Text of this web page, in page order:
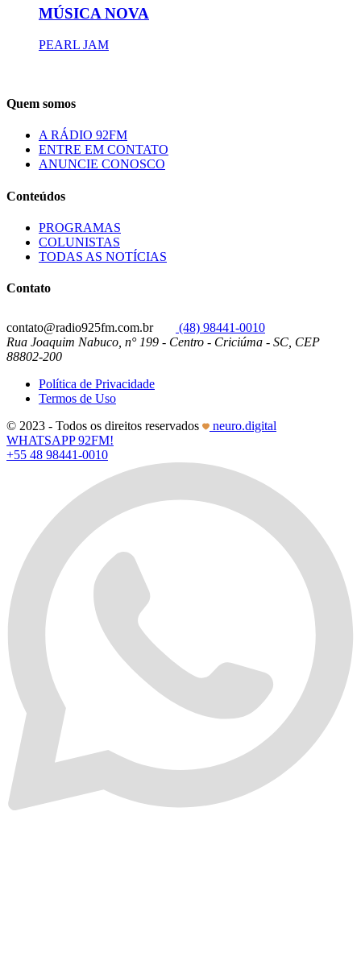
MÚSICA NOVA
PEARL JAM
Quem somos
A RÁDIO 92FM
ENTRE EM CONTATO
ANUNCIE CONOSCO
Conteúdos
PROGRAMAS
COLUNISTAS
TODAS AS NOTÍCIAS
Contato
contato@radio925fm.com.br
(48) 98441-0010
Rua Joaquim Nabuco, n° 199 - Centro - Criciúma - SC, CEP
88802-200
Política de Privacidade
Termos de Uso
© 2023 - Todos os direitos reservados
neuro.digital
WHATSAPP 92FM!
+55 48 98441-0010